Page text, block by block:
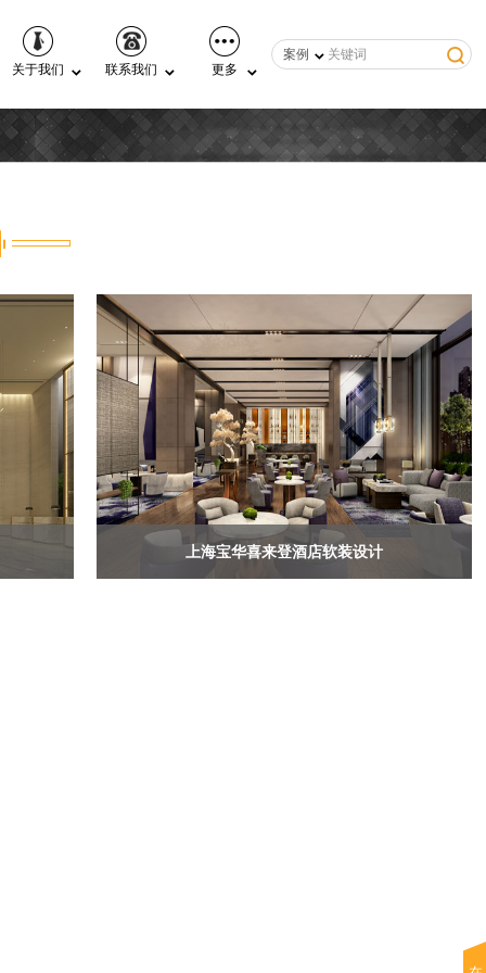
案例
关于我们 联系我们 更多
上海宝华喜来登酒店软装设计